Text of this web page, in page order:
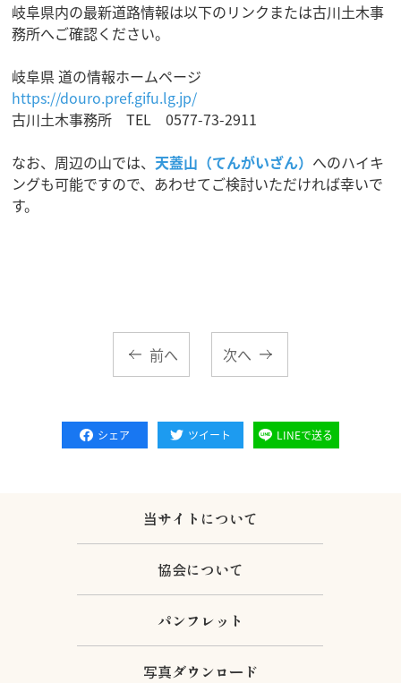
岐阜県内の最新道路情報は以下のリンクまたは古川土木事
務所へご確認ください。
岐阜県 道の情報ホームページ
https://douro.pref.gifu.lg.jp/
古川土木事務所 TEL 0577-73-2911
なお、周辺の山では、天蓋山（てんがいざん） へのハイキ
ングも可能ですので、あわせてご検討いただければ幸いで
す。
前へ 次へ
シェア ツイート LINEで送る
当サイトについて
協会について
パンフレット
写真ダウンロード